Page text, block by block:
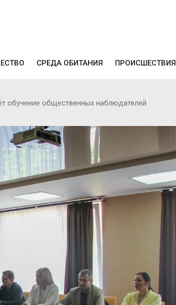
СРЕДА ОБИТАНИЯ ПРОИСШЕСТВИЯ
обучение общественных наблюдателей